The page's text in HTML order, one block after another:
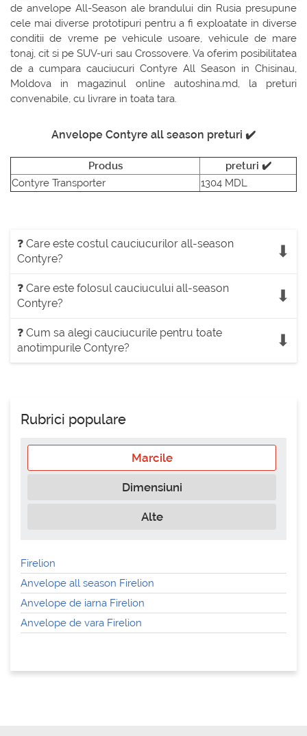
de anvelope All-Season ale brandului din Rusia presupune
cele mai diverse prototipuri pentru a fi exploatate in diverse
conditii de vreme pe vehicule usoare, vehicule de mare
tonaj, cit si pe SUV-uri sau Crossovere. Va oferim posibilitatea
de a cumpara cauciucuri Contyre All Season in Chisinau,
Moldova in magazinul online autoshina.md, la preturi
convenabile, cu livrare in toata tara.
Anvelope Contyre all season preturi ✔️
Produs
preturi ✔️
Contyre Transporter
1304 MDL
❓ Care este costul cauciucurilor all-season
Contyre?
❓ Care este folosul cauciucului all-season
Contyre?
❓ Cum sa alegi cauciucurile pentru toate
anotimpurile Contyre?
Rubrici populare
Marcile
Dimensiuni
Alte
Firelion
Anvelope all season Firelion
Anvelope de iarna Firelion
Anvelope de vara Firelion